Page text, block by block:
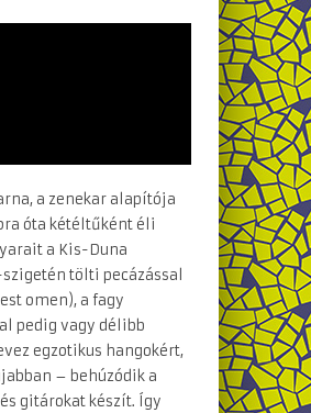
a zenekar alapítója
óta kétéltűként éli
a Kis-Duna
tölti pecázással
omen), a fagy
pedig vagy délibb
egzotikus hangokért,
– behúzódik a
gitárokat készít. Így